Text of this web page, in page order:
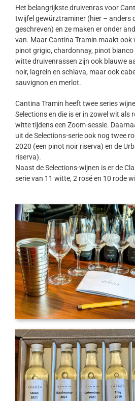
Het belangrijkste druivenras voor
twijfel gewürztraminer (hier – anders
geschreven) en ze maken er onder
van. Maar Cantina Tramin maakt ook
pinot grigio, chardonnay, pinot
witte druivenrassen zijn ook blauwe
noir, lagrein en schiava, maar ook
sauvignon en merlot.
Cantina Tramin heeft twee series
Selections en die is er in zowel wit als
witte tijdens een Zoom-sessie.
uit de Selections-serie ook nog twee
2020 (een pinot noir riserva) en de
riserva).
Naast de Selections-wijnen is er de
serie van 11 witte, 2 rosé en 10 rode